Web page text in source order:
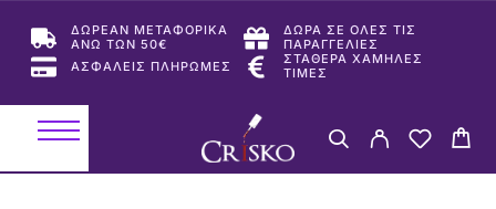
ΔΩΡΕΑΝ ΜΕΤΑΦΟΡΙΚΑ
ΑΝΩ ΤΩΝ 50€
ΔΩΡΑ ΣΕ ΟΛΕΣ ΤΙΣ
ΠΑΡΑΓΓΕΛΙΕΣ
ΑΣΦΑΛΕΙΣ ΠΛΗΡΩΜΕΣ
ΣΤΑΘΕΡΑ ΧΑΜΗΛΕΣ
ΤΙΜΕΣ